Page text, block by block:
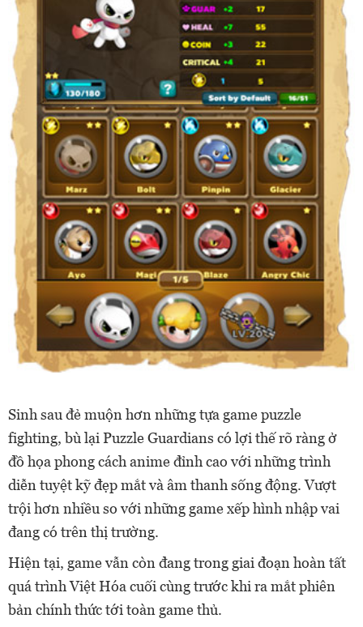
Sinh sau đẻ muộn hơn những tựa game puzzle
fighting, bù lại Puzzle Guardians có lợi thế rõ ràng ở
đồ họa phong cách anime đỉnh cao với những trình
diễn tuyệt kỹ đẹp mắt và âm thanh sống động. Vượt
trội hơn nhiều so với những game xếp hình nhập vai
đang có trên thị trường.
Hiện tại, game vẫn còn đang trong giai đoạn hoàn tất
quá trình Việt Hóa cuối cùng trước khi ra mắt phiên
bản chính thức tới toàn game thủ.